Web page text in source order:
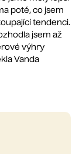
poté, co jsem
tendenci.
jsem až
výhry
Vanda